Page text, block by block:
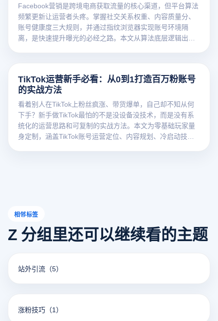
Facebook营销是跨境电商获取流量的核心渠道，但平台算法
频繁更新让运营者头疼。掌握社交关系权重、内容质量分、
账号健康度三大规则，并通过指纹浏览器实现账号环境隔
离，是快速提升曝光的必经之路。本文从算法底层逻辑出
TikTok运营新手必看：从0到1打造百万粉账号
的实战方法
看着别人在TikTok上粉丝疯涨、带货爆单，自己却不知从何
下手？新手做TikTok最怕的不是没设备没技术，而是没有系
统化的运营思路和可复制的实战方法。本文为零基础玩家量
身定制，涵盖TikTok账号运营定位、内容规划、冷启动技
相邻标签
Z 分组里还可以继续看的主题
站外引流 （5）
涨粉技巧 （1）